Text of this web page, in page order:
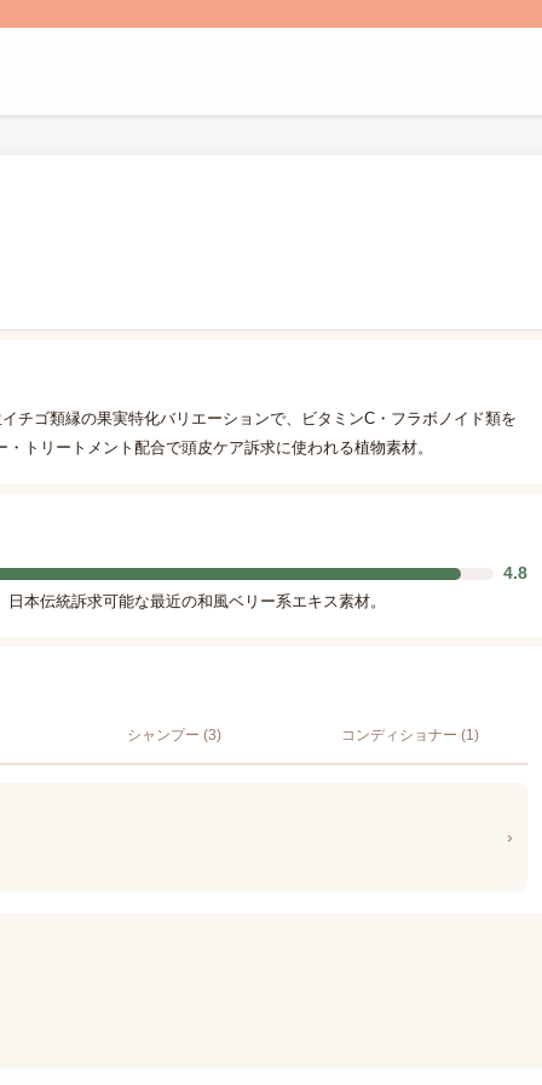
チゴ類縁の果実特化バリエーションで、ビタミンC・フラボノイド類を
トリートメント配合で頭皮ケア訴求に使われる植物素材。
4.8
本伝統訴求可能な最近の和風ベリー系エキス素材。
シャンプー (3) コンディショナー (1)
›